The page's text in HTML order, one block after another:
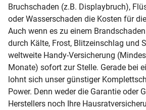
Bruchschaden (z.B. Displaybruch),
oder Wasserschaden die Kosten für
Auch wenn es zu einem
durch Kälte, Frost, Blitzeinschlag und
weltweite Handy-Versicherung
Monate) sofort zur Stelle. Gerade bei
lohnt sich unser günstiger
Power. Denn weder die Garantie oder
Herstellers noch Ihre